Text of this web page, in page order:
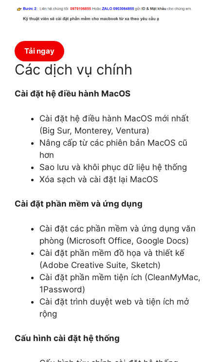
Tải ngay
Các dịch vụ chính
Cài đặt hệ điều hành MacOS
Cài đặt hệ điều hành MacOS mới nhất
(Big Sur, Monterey, Ventura)
Nâng cấp từ các phiên bản MacOS cũ
hơn
Sao lưu và khôi phục dữ liệu hệ thống
Xóa sạch và cài đặt lại MacOS
Cài đặt phần mềm và ứng dụng
Cài đặt các phần mềm và ứng dụng văn
phòng (Microsoft Office, Google Docs)
Cài đặt phần mềm đồ họa và thiết kế
(Adobe Creative Suite, Sketch)
Cài đặt phần mềm tiện ích (CleanMyMac,
1Password)
Cài đặt trình duyệt web và tiện ích mở
rộng
Cấu hình cài đặt hệ thống